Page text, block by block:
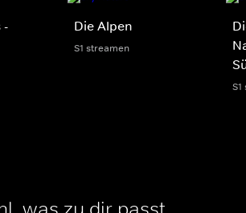
-
Die Alpen
S1 streamen
was zu dir passt